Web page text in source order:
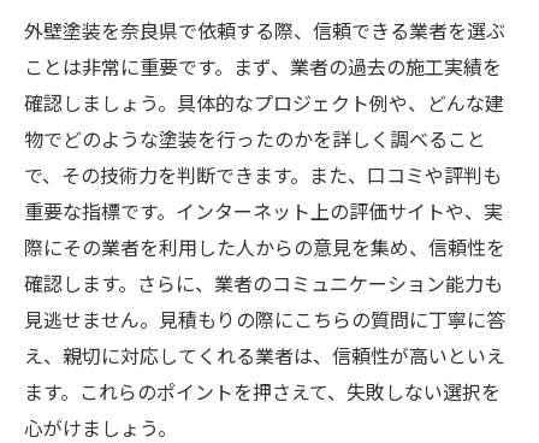
奈良県の気候の特徴と影響
気候に合った塗料の選択基準
季節ごとの施工スケジュールの立て方
奈良県で人気のある塗装タイプ
環境に優しい塗料の選び方
耐久性を考慮した塗料選びのポイント
外壁塗装で長持ちする美しさを奈良県で実現す
る秘訣
美しさを保つためのメンテナンス法
色選びが与える印象と効果
外壁塗装を奈良県で依頼する際、信頼できる業者を選ぶ
ことは非常に重要です。まず、業者の過去の施工実績を
確認しましょう。具体的なプロジェクト例や、どんな建
物でどのような塗装を行ったのかを詳しく調べること
で、その技術力を判断できます。また、口コミや評判も
重要な指標です。インターネット上の評価サイトや、実
際にその業者を利用した人からの意見を集め、信頼性を
確認します。さらに、業者のコミュニケーション能力も
見逃せません。見積もりの際にこちらの質問に丁寧に答
え、親切に対応してくれる業者は、信頼性が高いといえ
ます。これらのポイントを押さえて、失敗しない選択を
心がけましょう。